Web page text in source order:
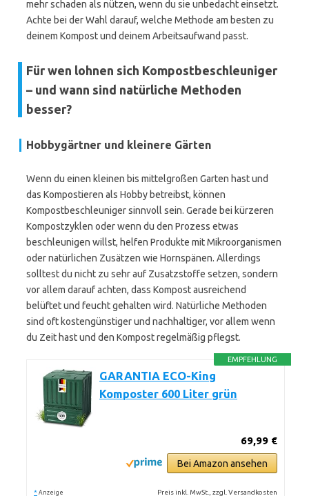
mehr schaden als nützen, wenn du sie unbedacht einsetzt.
Achte bei der Wahl darauf, welche Methode am besten zu
deinem Kompost und deinem Arbeitsaufwand passt.
Für wen lohnen sich Kompostbeschleuniger
– und wann sind natürliche Methoden
besser?
Hobbygärtner und kleinere Gärten
Wenn du einen kleinen bis mittelgroßen Garten hast und
das Kompostieren als Hobby betreibst, können
Kompostbeschleuniger sinnvoll sein. Gerade bei kürzeren
Kompostzyklen oder wenn du den Prozess etwas
beschleunigen willst, helfen Produkte mit Mikroorganismen
oder natürlichen Zusätzen wie Hornspänen. Allerdings
solltest du nicht zu sehr auf Zusatzstoffe setzen, sondern
vor allem darauf achten, dass Kompost ausreichend
belüftet und feucht gehalten wird. Natürliche Methoden
sind oft kostengünstiger und nachhaltiger, vor allem wenn
du Zeit hast und den Kompost regelmäßig pflegst.
EMPFEHLUNG
GARANTIA ECO-King
Komposter 600 Liter grün
69,99 €
Bei Amazon ansehen
* Anzeige Preis inkl. MwSt., zzgl. Versandkosten